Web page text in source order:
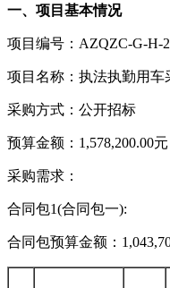
一、项目基本情况
项目编号：AZQZC-G-H-
项目名称：执法执勤用
采购方式：公开招标
预算金额：1,578,200.00元
采购需求：
合同包1(合同包一):
合同包预算金额：